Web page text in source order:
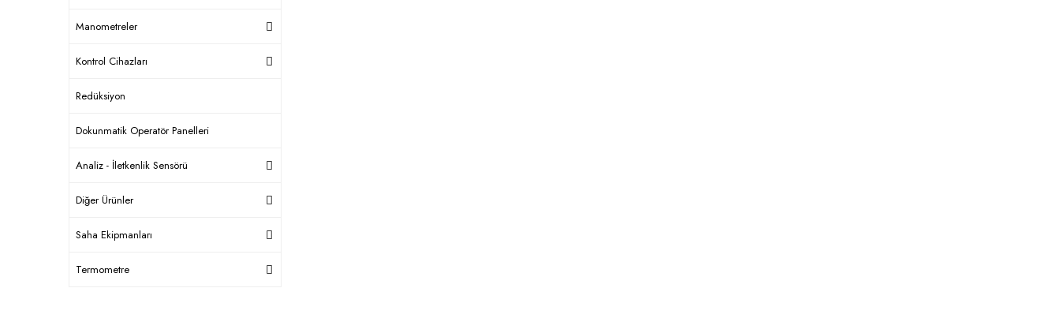
Manometreler
Kontrol Cihazları
Redüksiyon
Dokunmatik Operatör Panelleri
Analiz - İletkenlik Sensörü
Diğer Ürünler
Saha Ekipmanları
Termometre